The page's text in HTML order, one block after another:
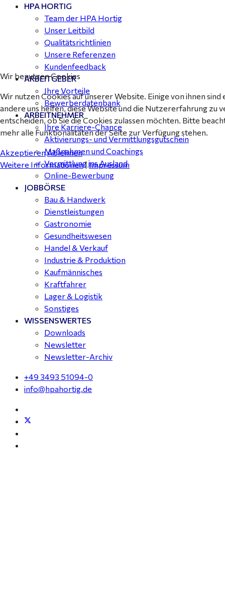
HPA HORTIG
Team der HPA Hortig
Unser Leitbild
Qualitätsrichtlinien
Unsere Referenzen
Kundenfeedback
ARBEITGEBER
Ihre Vorteile
Bewerberdatenbank
ARBEITNEHMER
Ihre Karriere-Chance
Aktivierungs- und Vermittlungsgutschein
Maßnahmen und Coachings
Vermittlung ins Ausland
Online-Bewerbung
JOBBÖRSE
Bau & Handwerk
Dienstleistungen
Gastronomie
Gesundheitswesen
Handel & Verkauf
Industrie & Produktion
Kaufmännisches
Kraftfahrer
Lager & Logistik
Sonstiges
WISSENSWERTES
Downloads
Newsletter
Newsletter-Archiv
+49 3493 51094-0
info@hpahortig.de
Wir benutzen Cookies
Wir nutzen Cookies auf unserer Website. Einige von ihnen
andere uns helfen, diese Website und die Nutzererfahrung zu
entscheiden, ob Sie die Cookies zulassen möchten. Bitte
mehr alle Funktionalitäten der Seite zur Verfügung stehen.
AkzeptierenAblehnen
Weitere Informationen|Impressum